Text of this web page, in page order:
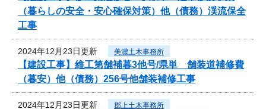
（暮らしの安全・安心確保対策）他（債務）渓流保全
工事
2024年12月23日更新 美濃土木事務所
【建設工事】維工第舗補暮3他号/県単 舗装道補修費
（暮安）他（債務）256号他舗装補修工事
2024年12月23日更新 郡上土木事務所